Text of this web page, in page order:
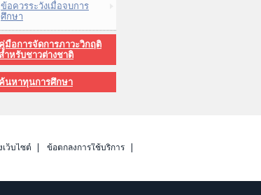
ข้อควรระวังเมื่อจบการ
ศึกษา
คู่มือการจัดการภาวะวิกฤติ
สำหรับชาวต่างชาติ
ค้นหาทุนการศึกษา
เว็บไซต์
ข้อตกลงการใช้บริการ